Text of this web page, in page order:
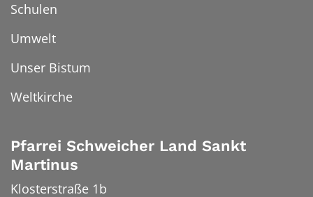
Schulen
Umwelt
Unser Bistum
Weltkirche
Pfarrei Schweicher Land Sankt
Martinus
Klosterstraße 1b